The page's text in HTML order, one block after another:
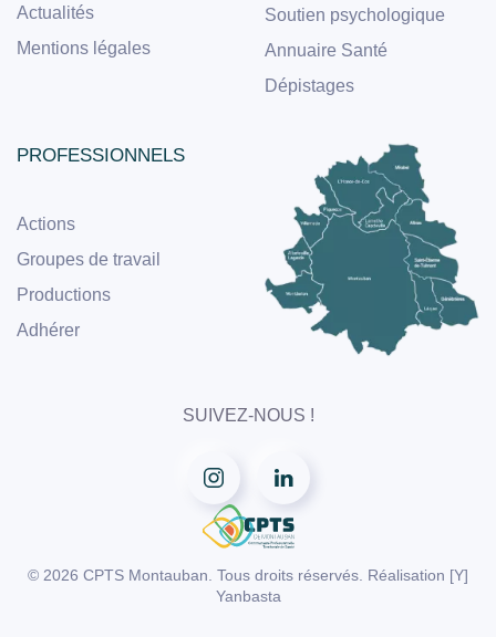
Actualités
Mentions légales
Soutien psychologique
Annuaire Santé
Dépistages
PROFESSIONNELS
Actions
Groupes de travail
Productions
Adhérer
SUIVEZ-NOUS !
© 2026 CPTS Montauban. Tous droits réservés. Réalisation [Y]
Yanbasta